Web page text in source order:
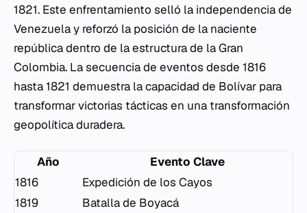
1821. Este enfrentamiento selló la independencia de
Venezuela y reforzó la posición de la naciente
república dentro de la estructura de la Gran
Colombia. La secuencia de eventos desde 1816
hasta 1821 demuestra la capacidad de Bolívar para
transformar victorias tácticas en una transformación
geopolítica duradera.
Año
Evento Clave
1816
Expedición de los Cayos
1819
Batalla de Boyacá